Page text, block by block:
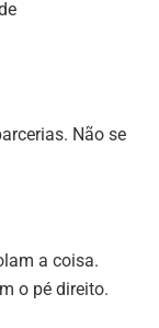
Não se
a coisa.
o pé direito.